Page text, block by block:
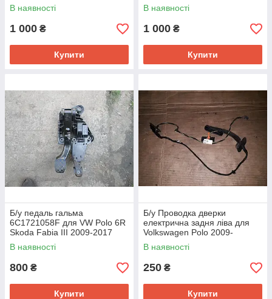
В наявності
1 000 ₴
Купити
В наявності
1 000 ₴
Купити
Б/у педаль гальма
6C1721058F для VW Polo 6R
Skoda Fabia III 2009-2017
В наявності
800 ₴
Купити
Б/у Проводка дверки
електрична задня ліва для
Volkswagen Polo 2009-
В наявності
250 ₴
Купити